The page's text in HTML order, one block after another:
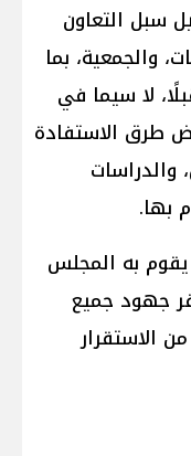
سبل التعاون
والجمعية، بما
لا سيما في
طرق الاستفادة
والدراسات
بها.
به المجلس
جهود جميع
الاستقرار